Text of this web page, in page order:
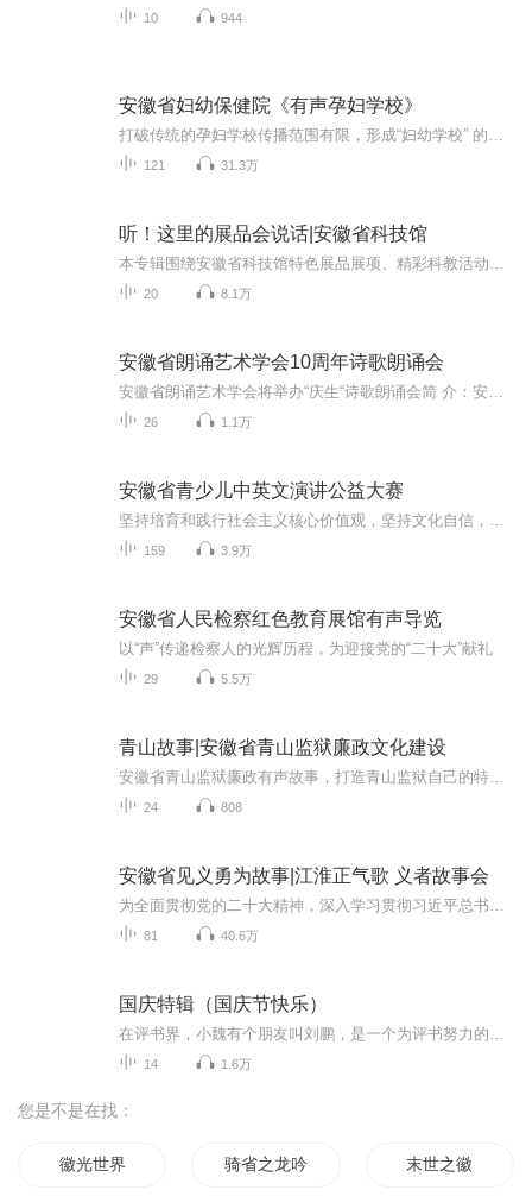
10 944
安徽省妇幼保健院《有声孕妇学校》
121 31.3万
听！这里的展品会说话|安徽省科技馆
20 8.1万
安徽省朗诵艺术学会10周年诗歌朗诵会
26 1.1万
安徽省青少儿中英文演讲公益大赛
159 3.9万
安徽省人民检察红色教育展馆有声导览
以“声”传递检察人的光辉历程，为迎接党的“二十大”献礼
29 5.5万
青山故事|安徽省青山监狱廉政文化建设
24 808
安徽省见义勇为故事|江淮正气歌 义者故事会
81 40.6万
国庆特辑（国庆节快乐）
14 1.6万
您是不是在找：
徽光世界 骑省之龙吟 末世之徽